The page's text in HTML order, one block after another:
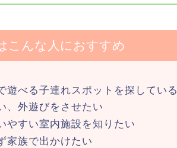
こんな人におすすめ
遊べる子連れスポットを探している
、外遊びをさせたい
やすい室内施設を知りたい
家族で出かけたい